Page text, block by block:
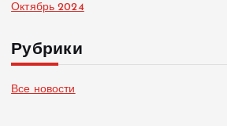
Октябрь 2024
Рубрики
Все новости